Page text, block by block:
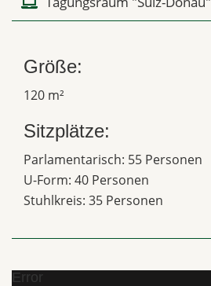
Größe:
120 m²
Sitzplätze:
Parlamentarisch: 55 Personen
U-Form: 40 Personen
Stuhlkreis: 35 Personen
Error